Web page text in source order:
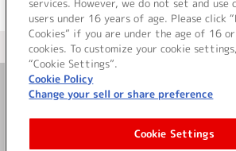
＜ カタログサイト トップペ
お問い合わせ
サイト利用について
services. However, we do not set and use
users under 16 years of age. Please click
Cookies” if you are under the age of 16
cookies. To customize your cookie
“Cookie Settings”.
Cookie Policy
Change your sell or share preference
Cookie Settings